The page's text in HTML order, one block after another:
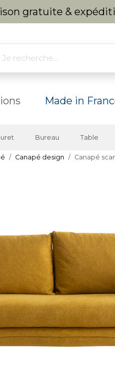
gratuite &
Made in
Bureau Table
Canapé design Canapé